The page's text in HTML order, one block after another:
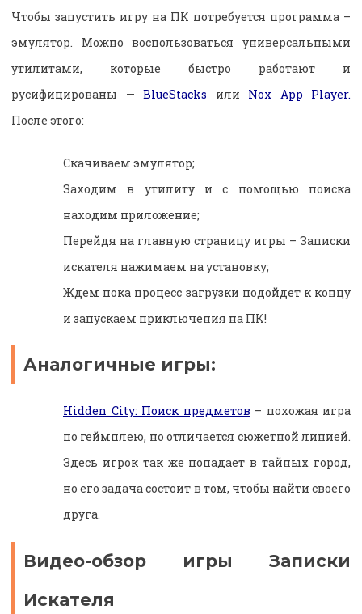
Чтобы запустить игру на ПК потребуется программа –
эмулятор. Можно воспользоваться универсальными
утилитами, которые быстро работают и
русифицированы — BlueStacks или Nox App Player.
После этого:
Скачиваем эмулятор;
Заходим в утилиту и с помощью поиска
находим приложение;
Перейдя на главную страницу игры – Записки
искателя нажимаем на установку;
Ждем пока процесс загрузки подойдет к концу
и запускаем приключения на ПК!
Аналогичные игры:
Hidden City: Поиск предметов – похожая игра
по геймплею, но отличается сюжетной линией.
Здесь игрок так же попадает в тайных город,
но его задача состоит в том, чтобы найти своего
друга.
Видео-обзор игры Записки
Искателя